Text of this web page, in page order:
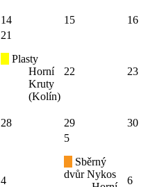
14 15
16
21
Plasty
Horní
Kruty
(Kolín)
22 23
28 29 30
4
5
Sběrný
dvůr Nykos
6